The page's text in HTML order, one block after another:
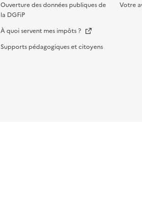
Ouverture des données publiques de
la DGFiP
À quoi servent mes impôts ?
Supports pédagogiques et citoyens
Votre